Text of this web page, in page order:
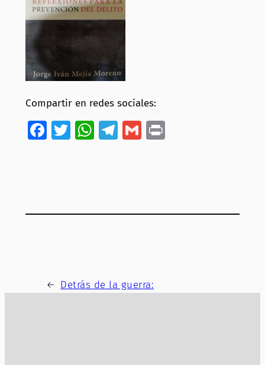
Compartir en redes sociales:
Facebook
Twitter
WhatsApp
Telegram
GmailPrint
← Detrás de la guerra: